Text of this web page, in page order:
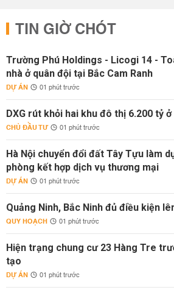
TIN GIỜ CHÓT
Trường Phú Holdings - Licogi 14 -
nhà ở quân đội tại Bắc Cam Ranh
DỰ ÁN 01 phút trước
DXG rút khỏi hai khu đô thị 6.200 tỷ
CHỦ ĐẦU TƯ 01 phút trước
Hà Nội chuyển đổi đất Tây Tựu làm
phòng kết hợp dịch vụ thương mại
DỰ ÁN 01 phút trước
Quảng Ninh, Bắc Ninh đủ điều kiện
QUY HOẠCH 01 phút trước
Hiện trạng chung cư 23 Hàng Tre
tạo
DỰ ÁN 01 phút trước